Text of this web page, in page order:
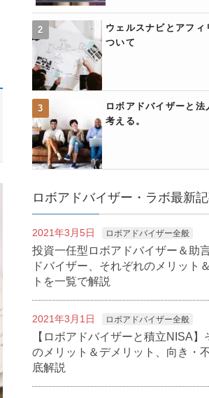
ウェルスナビとアフィ
ついて
ロボアドバイザーと法
考える。
ロボアドバイザー・ラボ最新
2021年3月5日 ロボアドバイザー全般
投資一任型ロボアドバイザー＆助
ドバイザー、それぞれのメリット
トを一覧で解説
2021年3月1日 ロボアドバイザー全般
【ロボアドバイザーと積立NISA】
のメリット＆デメリット、向き・
底解説